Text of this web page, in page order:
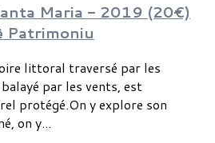
Maria - 2019 (20€)
Patrimoniu
littoral traversé par les
par les vents, est
protégé.On y explore son
on y...